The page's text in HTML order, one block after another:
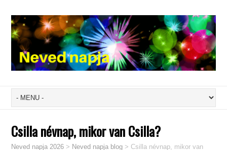
Csilla névnap, mikor van Csilla?
Neved napja 2026 > Neved napja blog > Csilla névnap, mikor van